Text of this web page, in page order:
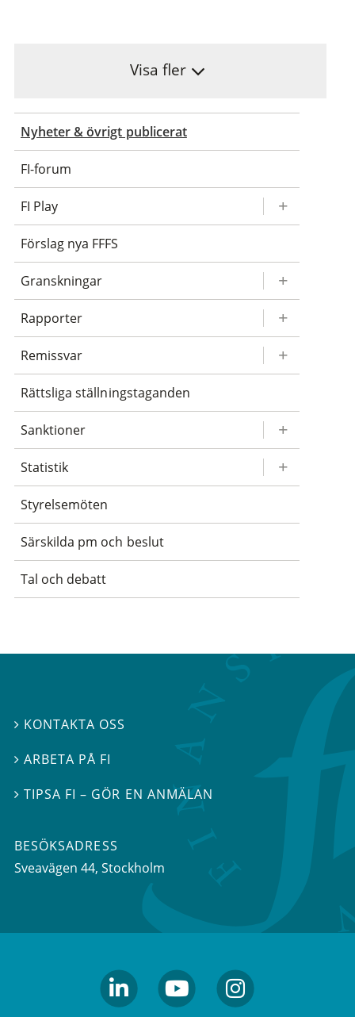
Visa fler
Nyheter & övrigt publicerat
FI-forum
FI Play
Förslag nya FFFS
Granskningar
Rapporter
Remissvar
Rättsliga ställningstaganden
Sanktioner
Statistik
Styrelsemöten
Särskilda pm och beslut
Tal och debatt
 KONTAKTA OSS
 ARBETA PÅ FI
TIPSA FI – GÖR EN ANMÄLAN
BESÖKSADRESS
Sveavägen 44, Stockholm